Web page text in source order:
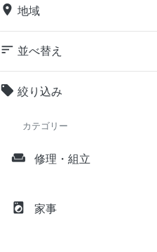
place 地域
sort 並べ替え
local_offer 絞り込み
カテゴリー
weekend 修理・組立
local_laundry_service 家事